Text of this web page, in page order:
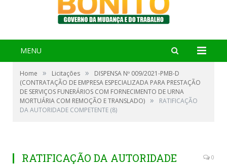
MENU
Home » Licitações »
DISPENSA Nº 009/2021-PMB-D
(CONTRATAÇÃO DE EMPRESA ESPECIALIZADA PARA PRESTAÇÃO
DE SERVIÇOS FUNERÁRIOS COM FORNECIMENTO DE URNA
MORTUÁRIA COM REMOÇÃO E TRANSLADO) »
RATIFICAÇÃO
DA AUTORIDADE COMPETENTE (8)
RATIFICAÇÃO DA AUTORIDADE
0